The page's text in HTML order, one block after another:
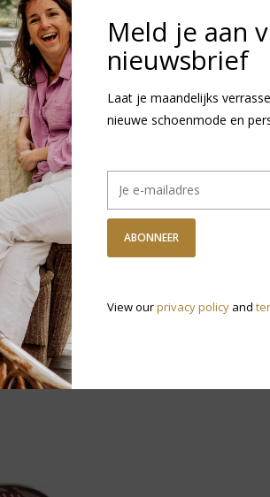
Levertijd:
Meld je aan
nieuwsbrief
Laat je maandelijks
nieuwe schoenmode en
ABONNEER
View ourprivacy policy and